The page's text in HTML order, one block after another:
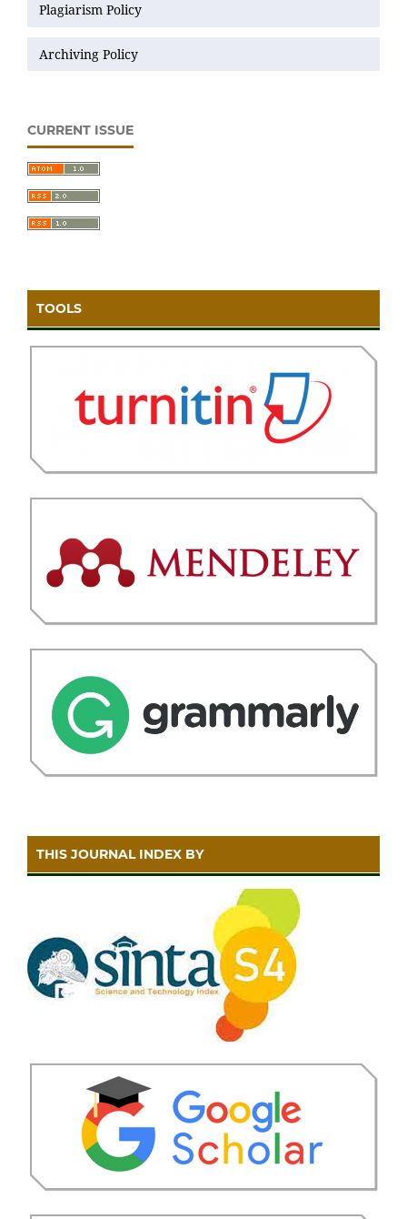
Plagiarism Policy
Archiving Policy
CURRENT ISSUE
TOOLS
THIS JOURNAL INDEX BY